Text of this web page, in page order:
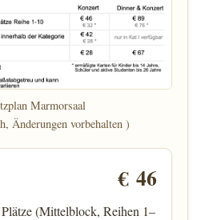
Marmorsaal
Änderungen vorbehalten )
€ 46
(Mittelblock, Reihen 1–